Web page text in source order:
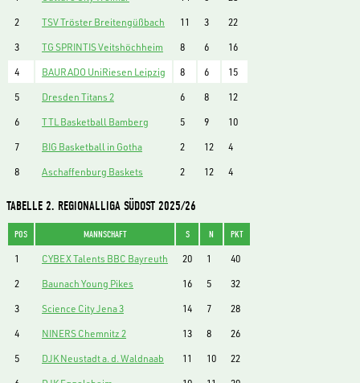
2
TSV Tröster Breitengüßbach 11 3
22
3
TG SPRINTIS Veitshöchheim 8 6
16
4
BAURADO UniRiesen Leipzig 8 6
15
5
Dresden Titans 2 6 8
12
6
TTL Basketball Bamberg 5 9
10
7
BIG Basketball in Gotha 2 12
4
8
Aschaffenburg Baskets 2 12 4
TABELLE 2. REGIONALLIGA SÜDOST 2025/26
POS MANNSCHAFT S N PKT
1 CYBEX Talents BBC Bayreuth 20 1
40
2
Baunach Young Pikes 16 5
32
3
Science City Jena 3 14 7
28
4
NINERS Chemnitz 2 13 8
26
5
DJK Neustadt a. d. Waldnaab 11 10
22